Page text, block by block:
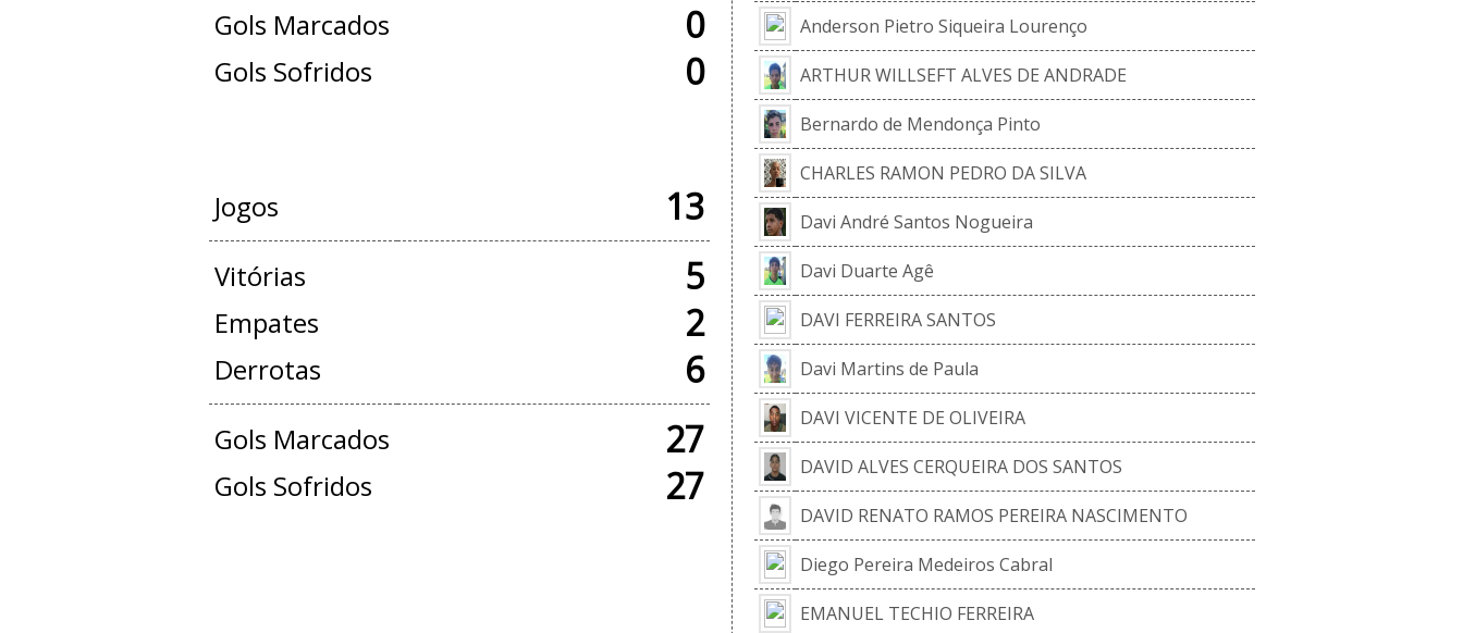
Gols Marcados 0
Gols Sofridos 0
Jogos 13
Vitórias 5
Empates 2
Derrotas 6
Gols Marcados 27
Gols Sofridos 27
Anderson Pietro Siqueira Lourenço
ARTHUR WILLSEFT ALVES DE ANDRADE
Bernardo de Mendonça Pinto
CHARLES RAMON PEDRO DA SILVA
Davi André Santos Nogueira
Davi Duarte Agê
DAVI FERREIRA SANTOS
Davi Martins de Paula
DAVI VICENTE DE OLIVEIRA
DAVID ALVES CERQUEIRA DOS SANTOS
DAVID RENATO RAMOS PEREIRA NASCIMENTO
Diego Pereira Medeiros Cabral
EMANUEL TECHIO FERREIRA